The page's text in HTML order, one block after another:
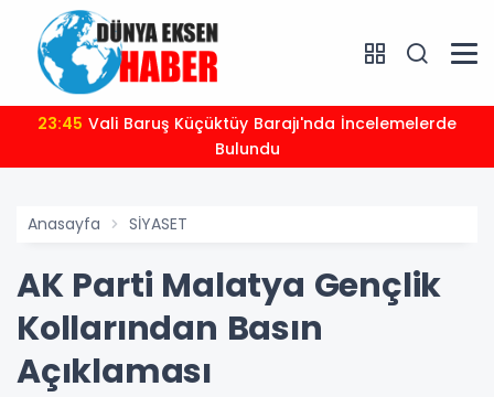
23:45
Bulundu
Anasayfa SİYASET
AK Parti Malatya Gençlik
Kollarından Basın
Açıklaması